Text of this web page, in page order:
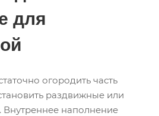
для
огородить часть
раздвижные или
наполнение